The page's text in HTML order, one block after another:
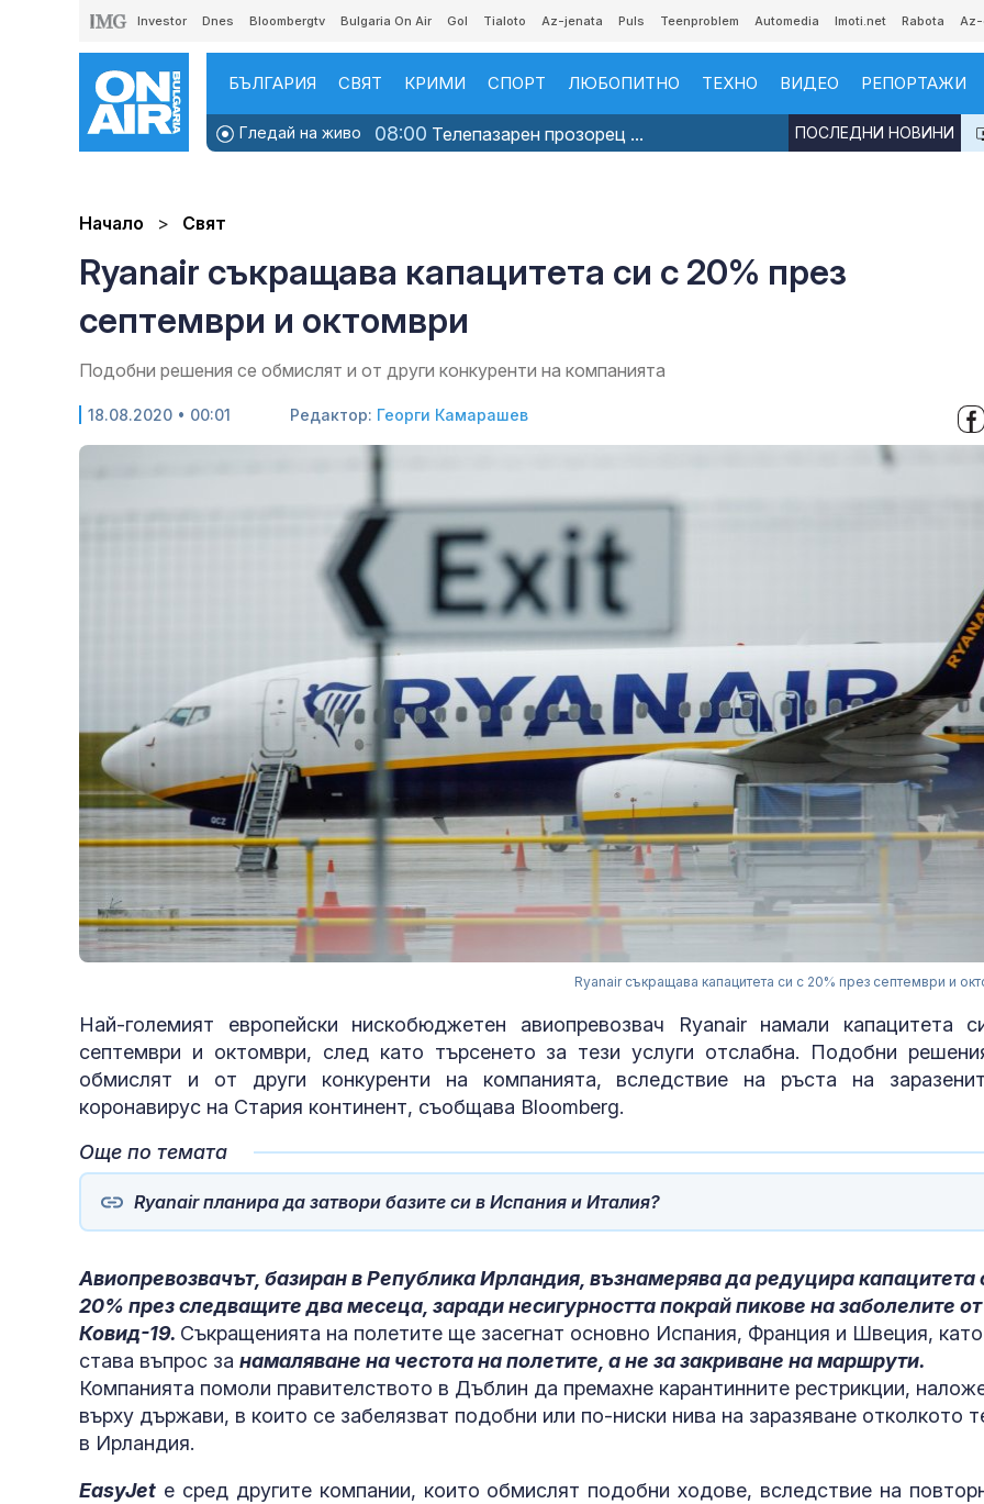
Investor Dnes Bloombergtv Bulgaria On Air Gol Tialoto Az-jenata Puls Teenproblem Automedia Imoti.net Rabota
БЪЛГАРИЯ СВЯТ КРИМИ СПОРТ ЛЮБОПИТНО ТЕХНО ВИДЕО РЕПОРТАЖИ
Гледай на живо 08:00 Телепазарен прозорец ... ПОСЛЕДНИ НОВИНИ
Начало Свят
Ryanair съкращава капацитета си с 20% през
септември и октомври
Подобни решения се обмислят и от други конкуренти на компанията
18.08.2020 • 00:01 Редактор: Георги Камарашев
Ryanair съкращава капацитета си с 20% през септември и
Най-големият европейски нискобюджетен авиопревозвач Ryanair намали капацитета
септември и октомври, след като търсенето за тези услуги отслабна. Подобни
обмислят и от други конкуренти на компанията, вследствие на ръста на
коронавирус на Стария континент, съобщава Bloomberg.
Още по темата
Ryanair планира да затвори базите си в Испания и Италия?
Авиопревозвачът, базиран в Република Ирландия, възнамерява да редуцира капацитета
20% през следващите два месеца, заради несигурността покрай пикове на заболелите от
Ковид-19. Съкращенията на полетите ще засегнат основно Испания, Франция и Швеция, като
става въпрос за намаляване на честота на полетите, а не за закриване на маршрути.
Компанията помоли правителството в Дъблин да премахне карантинните рестрикции,
върху държави, в които се забелязват подобни или по-ниски нива на заразяване отколкото
в Ирландия.
EasyJet e сред другите компании, които обмислят подобни ходове, вследствие на
Пловдив е на
години от